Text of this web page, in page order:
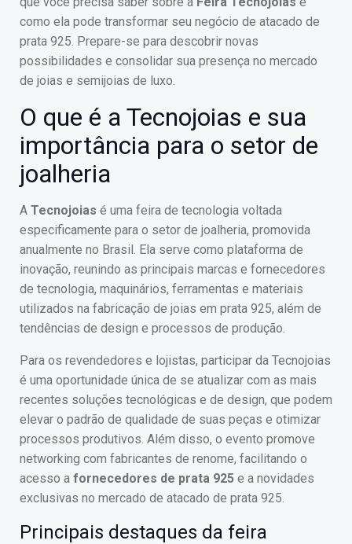
como ela pode transformar seu negócio de atacado de
prata 925. Prepare-se para descobrir novas
possibilidades e consolidar sua presença no mercado
de joias e semijoias de luxo.
O que é a Tecnojoias e sua
importância para o setor de
joalheria
A Tecnojoias é uma feira de tecnologia voltada
especificamente para o setor de joalheria, promovida
anualmente no Brasil. Ela serve como plataforma de
inovação, reunindo as principais marcas e fornecedores
de tecnologia, maquinários, ferramentas e materiais
utilizados na fabricação de joias em prata 925, além de
tendências de design e processos de produção.
Para os revendedores e lojistas, participar da Tecnojoias
é uma oportunidade única de se atualizar com as mais
recentes soluções tecnológicas e de design, que podem
elevar o padrão de qualidade de suas peças e otimizar
processos produtivos. Além disso, o evento promove
networking com fabricantes de renome, facilitando o
acesso a fornecedores de prata 925 e a novidades
exclusivas no mercado de atacado de prata 925.
Principais destaques da feira